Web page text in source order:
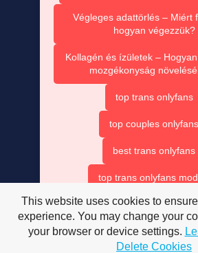
Végleges adattörlés – Miért
hogyan végezzük?
Kollagén és ízületek –
mozgékonyság
top trans onlyfans
top couples onlyfans
best trans onlyfans
top trans onlyfans
beat trans onlyfans
onlyfans top couples
This website uses cookies to
experience. You may change your
your browser or device settings.
Delete Cookies